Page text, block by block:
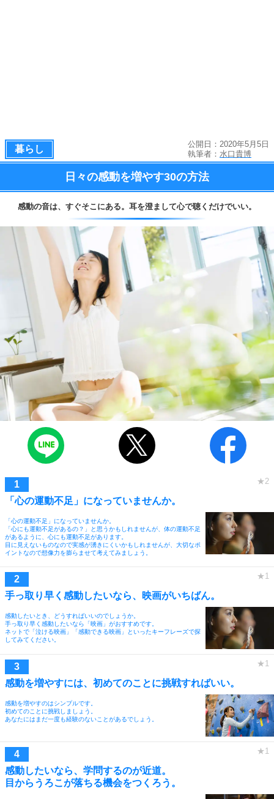
暮らし
公開日：2020年5月5日
執筆者： 水口貴博
日々の感動を増やす30の方法
感動の音は、 すぐそこにある。 耳を澄まして心で聴くだけでいい。
「心の運動不足」になっていませんか。
「心の運動不足」になっていませんか。
「心にも運動不足があるの？」と思うかもしれませんが、体の運動不足
があるように、心にも運動不足があります。
目に見えないものなので実感が湧きにくいかもしれませんが、大切なポ
イントなので想像力を膨らませて考えてみましょう。
手っ取り早く感動したいなら、映画がいちばん。
感動したいとき、どうすればいいのでしょうか。
手っ取り早く感動したいなら「映画」がおすすめです。
ネットで「泣ける映画」「感動できる映画」といったキーフレーズで探
してみてください。
感動を増やすには、初めてのことに挑戦すればいい。
感動を増やすのはシンプルです。
初めてのことに挑戦しましょう。
あなたにはまだ一度も経験のないことがあるでしょう。
感動したいなら、学問するのが近道。
目からうろこが落ちる機会をつくろう。